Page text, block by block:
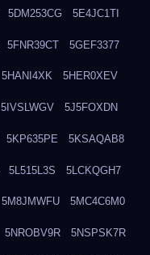
5DM253CG 5E4JC1TI
5FNR39CT 5GEF3377
5HANI4XK 5HER0XEV
5IVSLWGV 5J5FOXDN
5KP635PE 5KSAQAB8
5L515L3S 5LCKQGH7
5M8JMWFU 5MC4C6M0
5NROBV9R 5NSPSK7R